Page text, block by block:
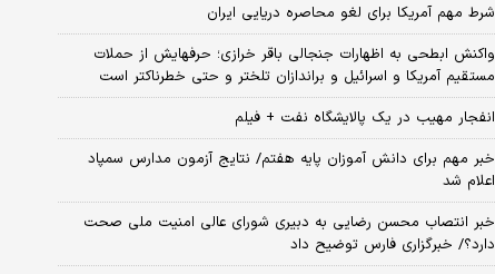
شرط مهم آمریکا برای لغو محاصره دریایی ایران
واکنش ابطحی به اظهارات جنجالی باقر خرازی؛ حرفهایش از حملات
مستقیم آمریکا و اسرائیل و براندازان تلختر و حتی خطرناکتر است
انفجار مهیب در یک پالایشگاه نفت + فیلم
خبر مهم برای دانش آموزان پایه هفتم/ نتایج آزمون مدارس سمپاد
اعلام شد
خبر انتصاب محسن رضایی به دبیری شورای عالی امنیت ملی صحت
دارد؟/ خبرگزاری فارس توضیح داد